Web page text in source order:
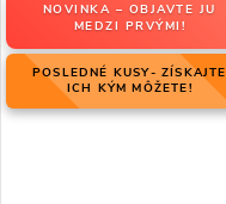
NOVINKA – OBJAVTE JU
MEDZI PRVÝMI!
POSLEDNÉ KUSY- ZÍSKAJTE
ICH KÝM MÔŽETE!